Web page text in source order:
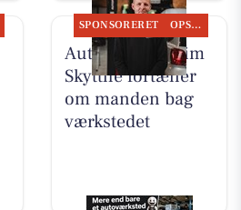
SPONSORERET OPSLAGSTAVLEN
Autotekniker Kim
Skytthe fortæller
om manden bag
værkstedet